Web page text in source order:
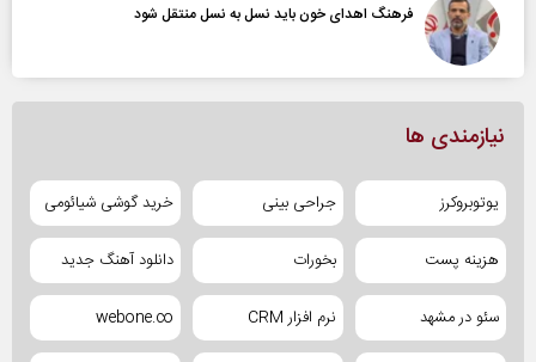
فرهنگ اهدای خون باید نسل به نسل منتقل شود
نیازمندی ها
یوتوبروکرز جراحی بینی خرید گوشی شیائومی
هزینه پست بخورات دانلود آهنگ جدید
سئو در مشهد نرم افزار CRM webone.co